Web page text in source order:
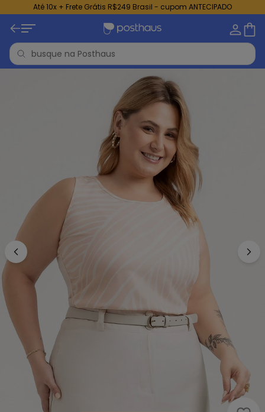
Até 10x + Frete Grátis R$249 Brasil - cupom ANTECIPADO